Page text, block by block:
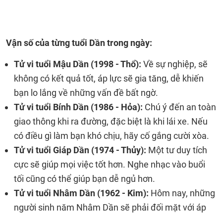
Vận số của từng tuổi Dần trong ngày:
Tử vi tuổi Mậu Dần (1998 - Thổ): Về sự nghiệp, sẽ
không có kết quả tốt, áp lực sẽ gia tăng, dễ khiến
bạn lo lắng về những vấn đề bất ngờ.
Tử vi tuổi Bính Dần (1986 - Hỏa): Chú ý đến an toàn
giao thông khi ra đường, đặc biệt là khi lái xe. Nếu
có điều gì làm bạn khó chịu, hãy cố gắng cười xòa.
Tử vi tuổi Giáp Dần (1974 - Thủy): Một tư duy tích
cực sẽ giúp mọi việc tốt hơn. Nghe nhạc vào buổi
tối cũng có thể giúp bạn dễ ngủ hơn.
Tử vi tuổi Nhâm Dần (1962 - Kim): Hôm nay, những
người sinh năm Nhâm Dần sẽ phải đối mặt với áp